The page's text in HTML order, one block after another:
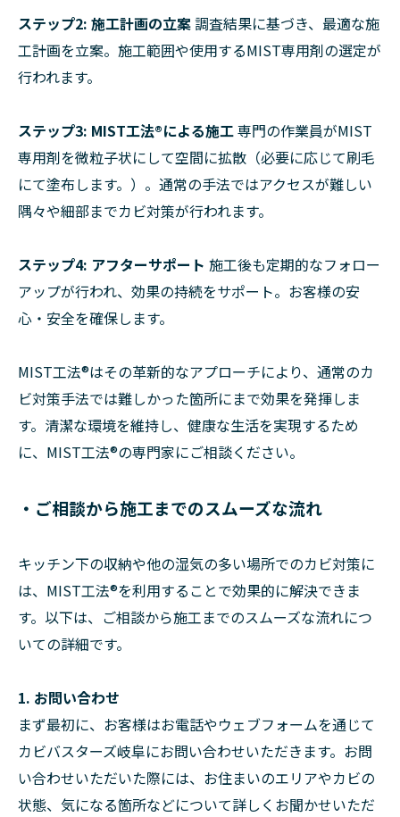
ステップ2: 施工計画の立案調査結果に基づき、最適な施
工計画を立案。施工範囲や使用するMIST専用剤の選定が
行われます。
ステップ3: MIST工法®による施工専門の作業員がMIST
専用剤を微粒子状にして空間に拡散（必要に応じて刷毛
にて塗布します。）。通常の手法ではアクセスが難しい
隅々や細部までカビ対策が行われます。
ステップ4: アフターサポート 施工後も定期的なフォロー
アップが行われ、効果の持続をサポート。お客様の安
心・安全を確保します。
MIST工法®はその革新的なアプローチにより、通常のカ
ビ対策手法では難しかった箇所にまで効果を発揮しま
す。清潔な環境を維持し、健康な生活を実現するため
に、MIST工法®の専門家にご相談ください。
・ご相談から施工までのスムーズな流れ
キッチン下の収納や他の湿気の多い場所でのカビ対策に
は、MIST工法®を利用することで効果的に解決できま
す。以下は、ご相談から施工までのスムーズな流れにつ
いての詳細です。
1. お問い合わせ
まず最初に、お客様はお電話やウェブフォームを通じて
カビバスターズ岐阜にお問い合わせいただきます。お問
い合わせいただいた際には、お住まいのエリアやカビの
状態、気になる箇所などについて詳しくお聞かせいただ